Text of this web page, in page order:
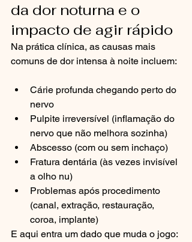
da dor noturna e o
impacto de agir rápido
Na prática clínica, as causas mais
comuns de dor intensa à noite incluem:
Cárie profunda chegando perto do
nervo
Pulpite irreversível (inflamação do
nervo que não melhora sozinha)
Abscesso (com ou sem inchaço)
Fratura dentária (às vezes invisível
a olho nu)
Problemas após procedimento
(canal, extração, restauração,
coroa, implante)
E aqui entra um dado que muda o jogo: